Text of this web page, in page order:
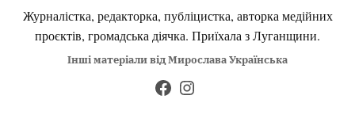
Журналістка, редакторка, публіцистка, авторка медійних
проєктів, громадська діячка. Приїхала з Луганщини.
Інші матеріали від Мирослава Українська